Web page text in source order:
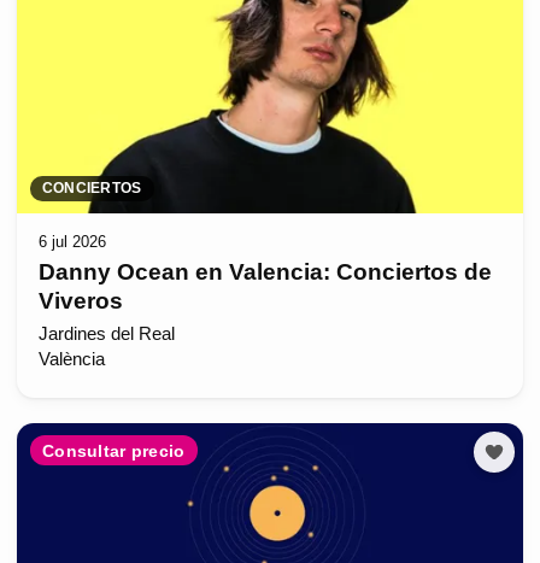
CONCIERTOS
6 jul 2026
Danny Ocean en Valencia: Conciertos de
Viveros
Jardines del Real
València
Consultar precio